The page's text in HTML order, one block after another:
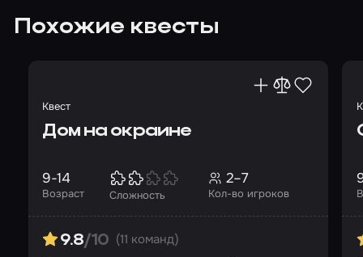
Похожие квесты
Квест
Дом на окраине
Возраст
9-14
Сложность Кол-во игроков
2–7
9.8/10 (11 команд)